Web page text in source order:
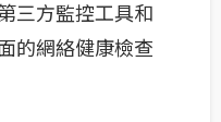
三方監控工具和
的網絡健康檢查